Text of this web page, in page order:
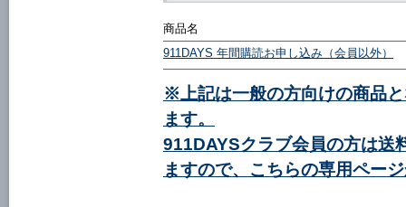
商品名
911DAYS 年間購読お申し込み（会員以外）
※上記は一般の方向けの商品
ます。
911DAYSクラブ会員の方は送
ますので、こちらの専用ペー